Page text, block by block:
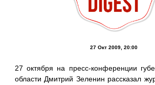
27 Окт 2009, 20:00
27 октября на пресс-конференции
области Дмитрий Зеленин рассказал